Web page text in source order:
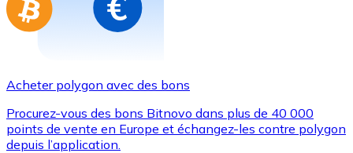
Acheter polygon avec des bons
Procurez-vous des bons Bitnovo dans plus de 40 000
points de vente en Europe et échangez-les contre polygon
depuis l’application.